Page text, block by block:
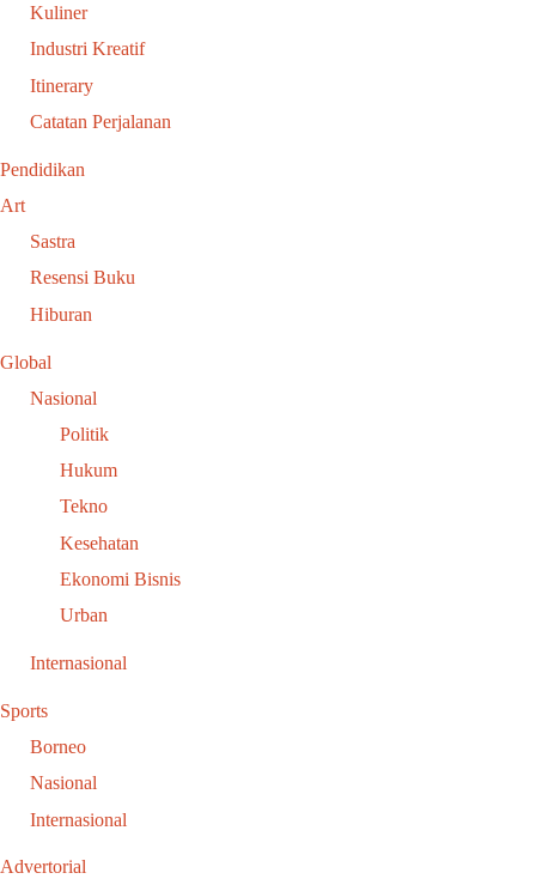
Kuliner
Industri Kreatif
Itinerary
Catatan Perjalanan
Pendidikan
Art
Sastra
Resensi Buku
Hiburan
Global
Nasional
Politik
Hukum
Tekno
Kesehatan
Ekonomi Bisnis
Urban
Internasional
Sports
Borneo
Nasional
Internasional
Advertorial